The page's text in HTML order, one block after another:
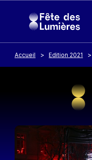
Accueil Edition 2021
Image